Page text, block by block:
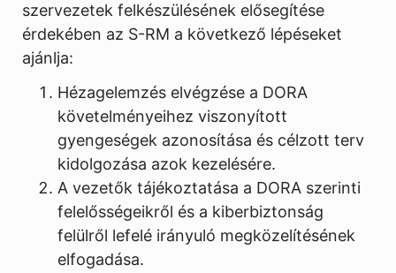
szervezetek felkészülésének elősegítése
érdekében az S-RM a következő lépéseket
ajánlja:
Hézagelemzés elvégzése a DORA
követelményeihez viszonyított
gyengeségek azonosítása és célzott terv
kidolgozása azok kezelésére.
A vezetők tájékoztatása a DORA szerinti
felelősségeikről és a kiberbiztonság
felülről lefelé irányuló megközelítésének
elfogadása.